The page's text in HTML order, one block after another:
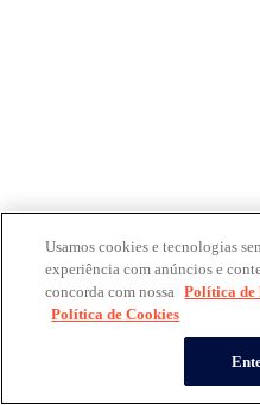
Usamos cookies e tecnologias
experiência com anúncios e
concorda com nossa Política de
Política de Cookies